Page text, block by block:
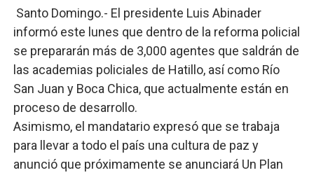
Ministerio de Cultura anuncia ganadores de Premios
Más de 180 dirigentes sindicales de las Américas se
Restaurante Amigos es reconocido por sus cuatro
Santo Domingo.- El presidente Luis Abinader
informó este lunes que dentro de la reforma policial
se prepararán más de 3,000 agentes que saldrán de
las academias policiales de Hatillo, así como Río
San Juan y Boca Chica, que actualmente están en
proceso de desarrollo.
Asimismo, el mandatario expresó que se trabaja
para llevar a todo el país una cultura de paz y
anunció que próximamente se anunciará Un Plan